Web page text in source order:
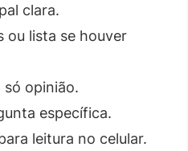
clara.
ou lista se houver
opinião.
específica.
leitura no celular.